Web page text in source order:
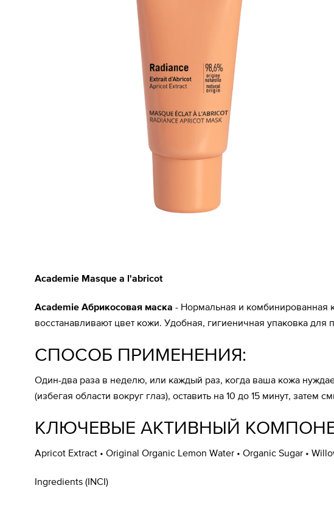
Academie Masque a l'abricot
Academie Абрикосовая маска - Нормальная и комбинированная
восстанавливают цвет кожи. Удобная, гигиеничная упаковка
СПОСОБ ПРИМЕНЕНИЯ:
Один-два раза в неделю, или каждый раз, когда ваша кожа
(избегая области вокруг глаз), оставить на 10 до 15 минут, затем
КЛЮЧЕВЫЕ АКТИВНЫЙ
Apricot Extract • Original Organic Lemon Water • Organic Sugar •
Ingredients (INCI)